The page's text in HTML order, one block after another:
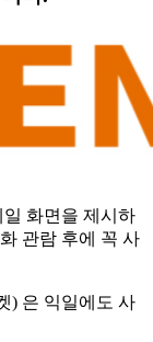
일 화면을 제시하
관람 후에 꼭 사
) 은 익일에도 사